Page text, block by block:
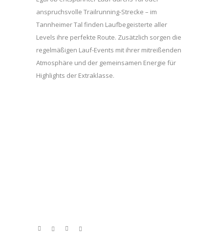
anspruchsvolle Trailrunning-Strecke – im
Tannheimer Tal finden Laufbegeisterte aller
Levels ihre perfekte Route. Zusätzlich sorgen die
regelmäßigen Lauf-Events mit ihrer mitreißenden
Atmosphäre und der gemeinsamen Energie für
Highlights der Extraklasse.